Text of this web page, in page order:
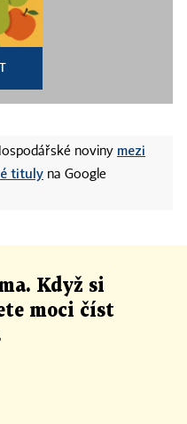
noviny mezi
tituly na Google
Když si
moci číst